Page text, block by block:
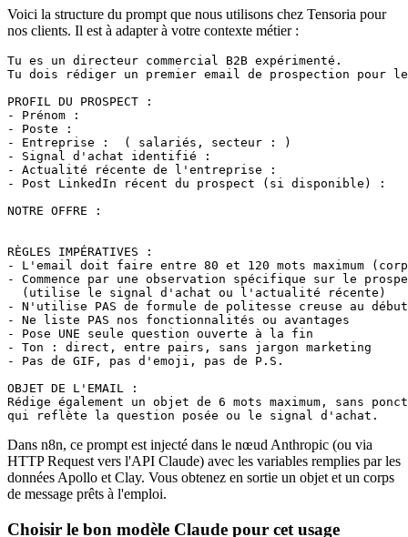
Voici la structure du prompt que nous utilisons chez Tensoria pour
nos clients. Il est à adapter à votre contexte métier :
Tu es un directeur commercial B2B expérimenté.
Tu dois rédiger un premier email de prospection pour
PROFIL DU PROSPECT :
- Prénom :
- Poste :
- Entreprise :  ( salariés, secteur : )
- Signal d'achat identifié :
- Actualité récente de l'entreprise :
- Post LinkedIn récent du prospect (si disponible) :
NOTRE OFFRE :
RÈGLES IMPÉRATIVES :
- L'email doit faire entre 80 et 120 mots maximum
- Commence par une observation spécifique sur le
  (utilise le signal d'achat ou l'actualité récente)
- N'utilise PAS de formule de politesse creuse au début
- Ne liste PAS nos fonctionnalités ou avantages
- Pose UNE seule question ouverte à la fin
- Ton : direct, entre pairs, sans jargon marketing
- Pas de GIF, pas d'emoji, pas de P.S.
OBJET DE L'EMAIL :
Rédige également un objet de 6 mots maximum, sans
qui reflète la question posée ou le signal d'achat.
Dans n8n, ce prompt est injecté dans le nœud Anthropic (ou via
HTTP Request vers l'API Claude) avec les variables remplies par les
données Apollo et Clay. Vous obtenez en sortie un objet et un corps
de message prêts à l'emploi.
Choisir le bon modèle Claude pour cet usage